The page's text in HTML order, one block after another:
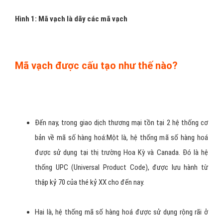
Hình 1: Mã vạch là dãy các mã vạch
Mã vạch được cấu tạo như thế nào?
Đến nay, trong giao dịch thương mại tồn tại 2 hệ thống cơ